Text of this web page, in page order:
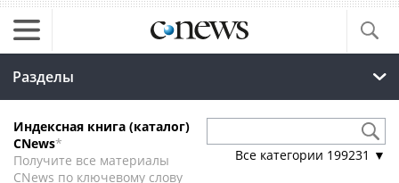
Разделы
Индексная книга (каталог)
CNews*
Получите все материалы
CNews по ключевому слову
Все категории 199231 ▼